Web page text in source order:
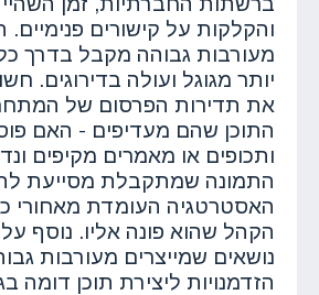
והקלקות על קישורים פנימיים.
מעורבות גבוהה מקבל בדרך
יותר מגוגל ועולה בדירוגים.
את תדירות הפרסום של
התוכן שהם מעדיפים - האם
ותכופים או מאמרים מקיפים
התמונה שמתקבלת מסייעת
האסטרטגיה העומדת מאחורי
הקהל שהוא פונה אליו. נוסף
נושאים שמייצרים מעורבות
הזדמנויות ליצירת תוכן דומה